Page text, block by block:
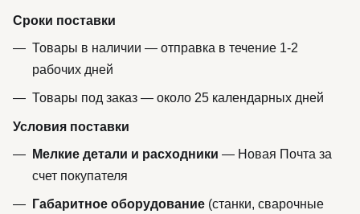
Сроки поставки
Товары в наличии — отправка в течение 1-2
рабочих дней
Товары под заказ — около 25 календарных дней
Условия поставки
Мелкие детали и расходники — Новая Почта за
счет покупателя
Габаритное оборудование (станки, сварочные